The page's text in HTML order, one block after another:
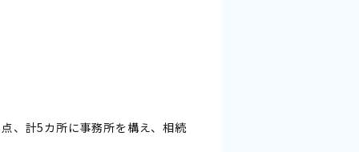
、計5カ所に事務所を構え、相続